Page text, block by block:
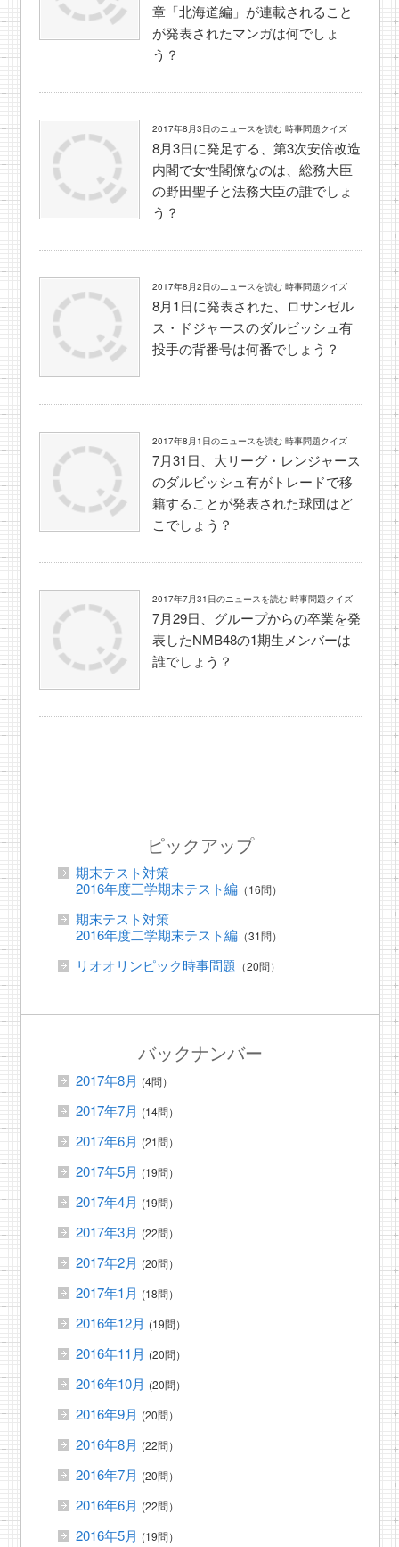
章「北海道編」が連載されること
が発表されたマンガは何でしょ
う？
2017年8月3日のニュースを読む 時事問題クイズ
8月3日に発足する、第3次安倍改造
内閣で女性閣僚なのは、総務大臣
の野田聖子と法務大臣の誰でしょ
う？
2017年8月2日のニュースを読む 時事問題クイズ
8月1日に発表された、ロサンゼル
ス・ドジャースのダルビッシュ有
投手の背番号は何番でしょう？
2017年8月1日のニュースを読む 時事問題クイズ
7月31日、大リーグ・レンジャース
のダルビッシュ有がトレードで移
籍することが発表された球団はど
こでしょう？
2017年7月31日のニュースを読む 時事問題クイズ
7月29日、グループからの卒業を発
表したNMB48の1期生メンバーは
誰でしょう？
ピックアップ
期末テスト対策
2016年度三学期末テスト編（16問）
期末テスト対策
2016年度二学期末テスト編（31問）
リオオリンピック時事問題 （20問）
バックナンバー
2017年8月 (4問）
2017年7月 (14問）
2017年6月 (21問）
2017年5月 (19問）
2017年4月 (19問）
2017年3月 (22問）
2017年2月 (20問）
2017年1月 (18問）
2016年12月 (19問）
2016年11月 (20問）
2016年10月 (20問）
2016年9月 (20問）
2016年8月 (22問）
2016年7月 (20問）
2016年6月 (22問）
2016年5月 (19問）